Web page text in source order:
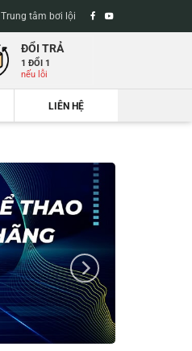
Trung tâm bơi lội
ĐỔI TRẢ
1 ĐỔI 1
nếu lỗi
LIÊN HỆ